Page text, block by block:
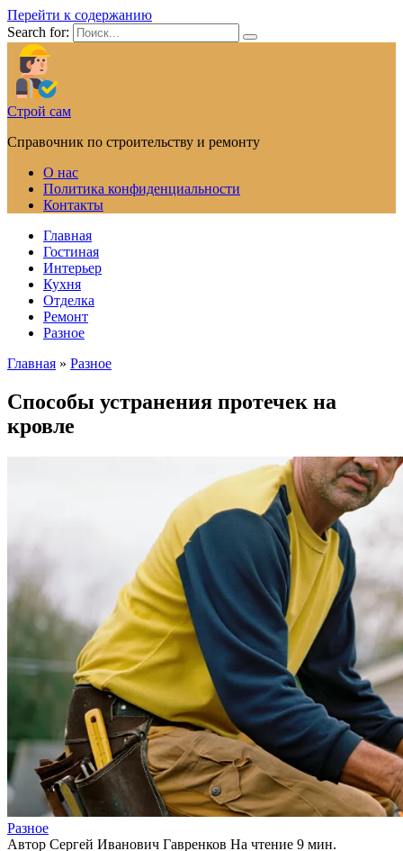
Перейти к содержанию
Search for:
Строй сам
Справочник по строительству и ремонту
О нас
Политика конфиденциальности
Контакты
Главная
Гостиная
Интерьер
Кухня
Отделка
Ремонт
Разное
Главная » Разное
Способы устранения протечек на
кровле
Разное
Автор Сергей Иванович Гавренков На чтение 9 мин.